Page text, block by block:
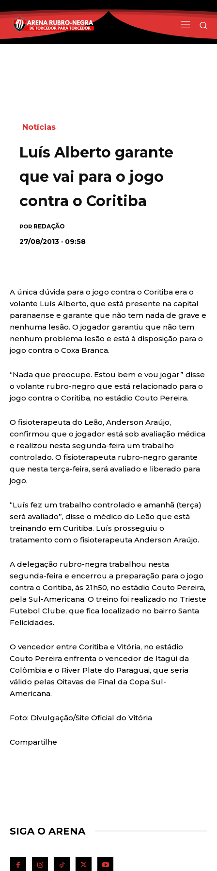
Notícias
Luís Alberto garante
que vai para o jogo
contra o Coritiba
POR REDAÇÃO
27/08/2013 · 09:58
A única dúvida para o jogo contra o Coritiba era o
volante Luís Alberto, que está presente na capital
paranaense e garante que não tem nada de grave e
nenhuma lesão. O jogador garantiu que não tem
nenhum problema lesão e está à disposição para o
jogo contra o Coxa Branca.
“Nada que preocupe. Estou bem e vou jogar” disse
o volante rubro-negro que está relacionado para o
jogo contra o Coritiba, no estádio Couto Pereira.
O fisioterapeuta do Leão, Anderson Araújo,
confirmou que o jogador está sob avaliação médica
e realizou nesta segunda-feira um trabalho
controlado. O fisioterapeuta rubro-negro garante
que nesta terça-feira, será avaliado e liberado para
jogo.
“Luís fez um trabalho controlado e amanhã (terça)
será avaliado”, disse o médico do Leão que está
treinando em Curitiba. Luís prosseguiu o
tratamento com o fisioterapeuta Anderson Araújo.
A delegação rubro-negra trabalhou nesta
segunda-feira e encerrou a preparação para o jogo
contra o Coritiba, às 21h50, no estádio Couto Pereira,
pela Sul-Americana. O treino foi realizado no Trieste
Futebol Clube, que fica localizado no bairro Santa
Felicidades.
O vencedor entre Coritiba e Vitória, no estádio
Couto Pereira enfrenta o vencedor de Itagüi da
Colômbia e o River Plate do Paraguai, que seria
válido pelas Oitavas de Final da Copa Sul-
Americana.
Foto: Divulgação/Site Oficial do Vitória
Compartilhe
SIGA O ARENA